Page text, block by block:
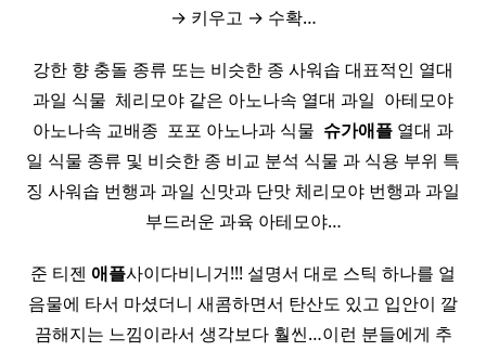
→ 키우고 → 수확…
강한 향 충돌 종류 또는 비슷한 종 사워솝 대표적인 열대
과일 식물 ​ 체리모야 같은 아노나속 열대 과일 ​ 아테모야
아노나속 교배종 ​ 포포 아노나과 식물 ​ 슈가애플 열대 과
일 식물 종류 및 비슷한 종 비교 분석 식물 과 식용 부위 특
징 사워솝 번행과 과일 신맛과 단맛 체리모야 번행과 과일
부드러운 과육 아테모야…
준 티젠 애플사이다비니거!!! 설명서 대로 스틱 하나를 얼
음물에 타서 마셨더니 새콤하면서 탄산도 있고 입안이 깔
끔해지는 느낌이라서 생각보다 훨씬…이런 분들에게 추